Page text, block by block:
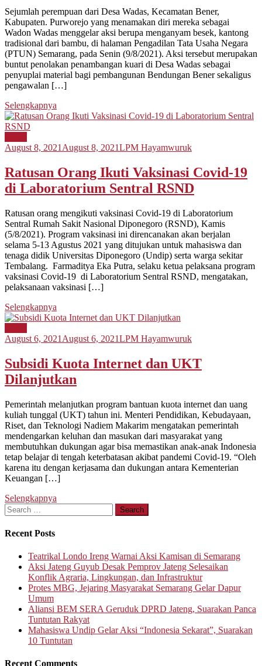
Sejumlah perempuan dari Desa Wadas, Kecamatan Bener,
Kabupaten. Purworejo yang menamakan diri mereka sebagai
Wadon Wadas menggelar aksi berupa menganyam besek, kantong
tradisional dari bambu, di halaman Pengadilan Tata Usaha Negara
(PTUN) Semarang, pada Senin (9/8/2021). Aksi tersebut merupakan
buntut penolakan penambangan kuari di Desa Wadas sebagai
penyuplai material bagi pembangunan Bendungan Bener sekaligus
pengawalan […]
Selengkapnya
August 8, 2021 August 8, 2021LPM Hayamwuruk
Ratusan Orang Ikuti Vaksinasi Covid-19
di Laboratorium Sentral RSND
Ratusan orang mengikuti vaksinasi Covid-19 di Laboratorium
Sentral Rumah Sakit Nasional Diponegoro (RSND), Kamis
(5/8/2021). Program vaksinasi ini direncanakan akan berjalan
selama 5-13 Agustus 2021 yang ditujukan untuk mahasiswa dan
tenaga didik Universitas Diponegoro (Undip) serta warga sekitar
Tembalang. Farmaditya Eka Putra, selaku ketua pelaksana program
vaksinasi Covid-19 di Laboratorium Sentral RSND, mengatakan,
pelaksanaan vaksinasi […]
Selengkapnya
August 6, 2021 August 6, 2021LPM Hayamwuruk
Subsidi Kuota Internet dan UKT
Dilanjutkan
Pemerintah melanjutkan program bantuan kuota internet dan uang
kuliah tunggal (UKT) tahun ini. Menteri Pendidikan, Kebudayaan,
Riset, dan Teknologi Nadiem Makarim mengatakan pemerintah
mendengarkan keluhan dan masukan dari masyarakat yang
membutuhkan dukungan agar bisa memastikan anak-anak Indonesia
tetap belajar di tengah keterbatasan akibat pandemi Covid-19. “Oleh
karena itu dengan kerjasama dan dukungan antara Kementerian
Keuangan […]
Selengkapnya
Search
for:
Recent Posts
Teatrikal Londo Ireng Warnai Aksi Kamisan di Semarang
Aksi Jateng Guyub Desak Pemprov Jateng Selesaikan
Konflik Agraria, Lingkungan, dan Infrastruktur
Protes MBG, Jejaring Masyarakat Semarang Gelar Dapur
Umum
Aliansi BEM SERA Geruduk DPRD Jateng, Suarakan Panca
Tuntutan Rakyat
Mahasiswa Undip Gelar Aksi “Indonesia Sekarat”, Suarakan
10 Tuntutan
Recent Comments